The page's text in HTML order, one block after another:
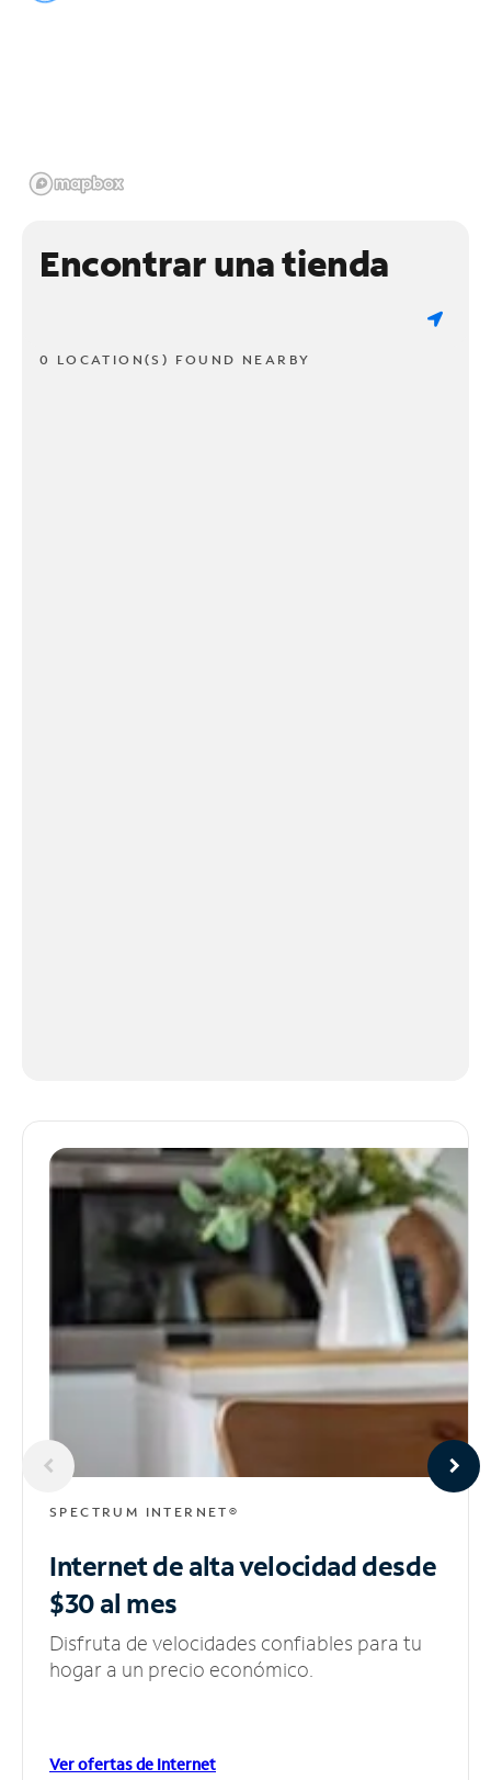
Encontrar una tienda
0 LOCATION(S) FOUND NEARBY
SPECTRUM INTERNET®
Internet de alta velocidaddesde
$30 al mes
Disfruta de velocidades confiables para tu
hogar a un precio económico.
Ver ofertas de Internet